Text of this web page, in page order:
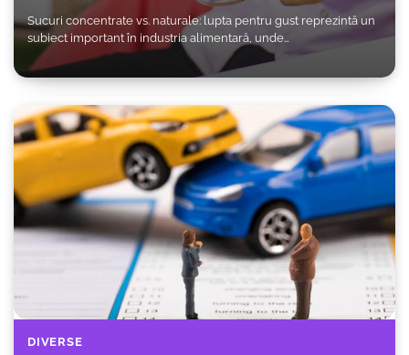
Sucuri concentrate vs. naturale: lupta pentru gust reprezintă un
subiect important în industria alimentară, unde…
DIVERSE